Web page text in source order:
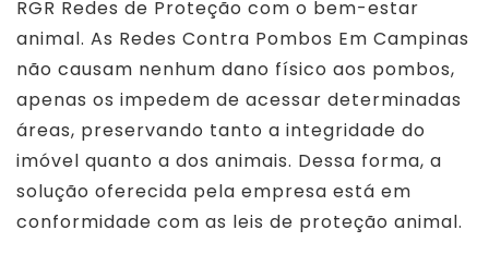
RGR Redes de Proteção com o bem-estar
animal. As Redes Contra Pombos Em Campinas
não causam nenhum dano físico aos pombos,
apenas os impedem de acessar determinadas
áreas, preservando tanto a integridade do
imóvel quanto a dos animais. Dessa forma, a
solução oferecida pela empresa está em
conformidade com as leis de proteção animal.